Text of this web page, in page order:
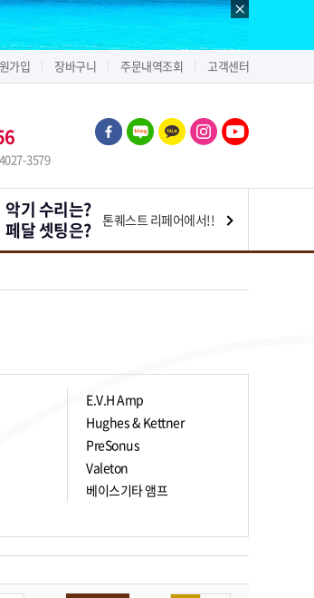
가입 장바구니 주문내역조회 고객센터
3579
악기 수리는?
페달 셋팅은?
톤퀘스트 리페어에서!!
E.V.H Amp
Hughes & Kettner
PreSonus
Valeton
베이스기타 앰프